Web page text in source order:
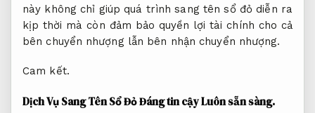
này không chỉ giúp quá trình sang tên sổ đỏ diễn ra
kịp thời mà còn đảm bảo quyền lợi tài chính cho cả
bên chuyển nhượng lẫn bên nhận chuyển nhượng.
Cam kết.
Dịch Vụ Sang Tên Sổ Đỏ Đáng tin cậyLuôn sẵn sàng.